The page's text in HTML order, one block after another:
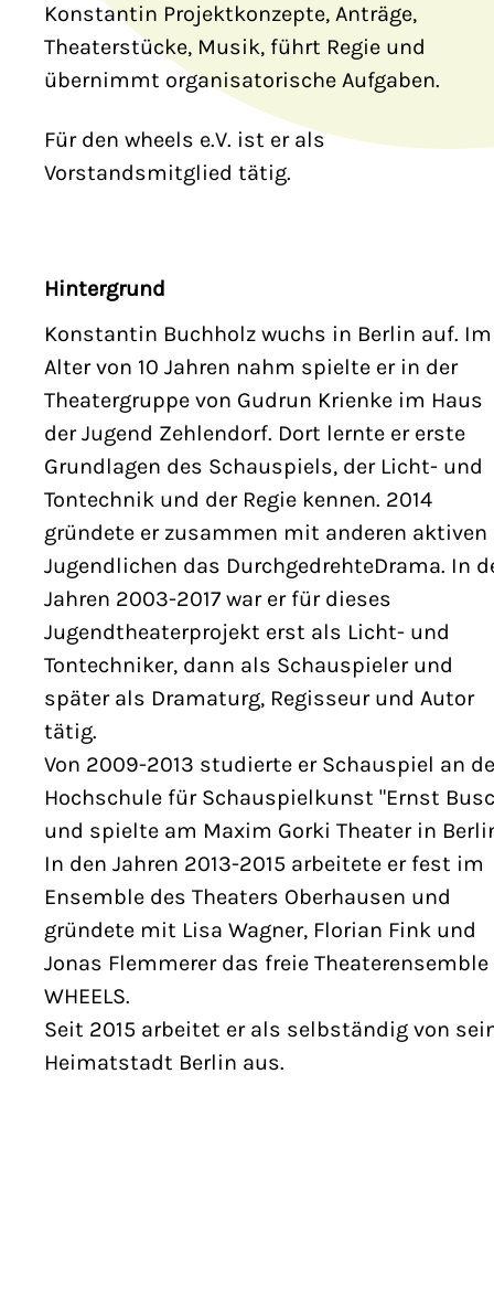
Konstantin Projektkonzepte, Anträge,
Theaterstücke, Musik, führt Regie und
übernimmt organisatorische Aufgaben.
Für den wheels e.V. ist er als
Vorstandsmitglied tätig.
Hintergrund
Konstantin Buchholz wuchs in Berlin auf. Im
Alter von 10 Jahren nahm spielte er in der
Theatergruppe von Gudrun Krienke im Haus
der Jugend Zehlendorf. Dort lernte er erste
Grundlagen des Schauspiels, der Licht- und
Tontechnik und der Regie kennen. 2014
gründete er zusammen mit anderen aktiven
Jugendlichen das DurchgedrehteDrama. In
Jahren 2003-2017 war er für dieses
Jugendtheaterprojekt erst als Licht- und
Tontechniker, dann als Schauspieler und
später als Dramaturg, Regisseur und Autor
tätig.
Von 2009-2013 studierte er Schauspiel an
Hochschule für Schauspielkunst "Ernst
und spielte am Maxim Gorki Theater in
In den Jahren 2013-2015 arbeitete er fest im
Ensemble des Theaters Oberhausen und
gründete mit Lisa Wagner, Florian Fink und
Jonas Flemmerer das freie Theaterensemble
WHEELS.
Seit 2015 arbeitet er als selbständig von
Heimatstadt Berlin aus.